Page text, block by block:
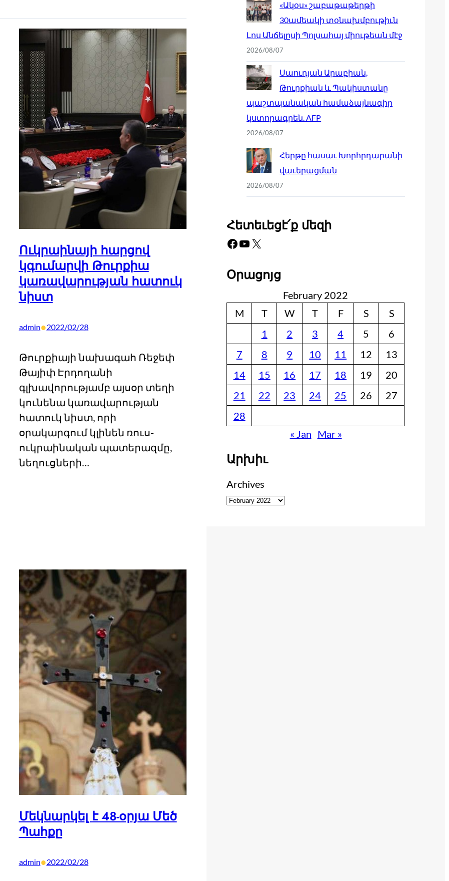
Ուկրաինայի հարցով
կգումարվի Թուրքիա
կառավարության հատուկ
նիստ
admin•2022/02/28
Թուրքիայի նախագահ Ռեջեփ
Թայիփ Էրդողանի
գլխավորությամբ այսօր տեղի
կունենա կառավարության
հատուկ նիստ, որի
օրակարգում կլինեն ռուս-
ուկրաինական պատերազմը,
նեղուցների…
Մեկնարկել է 48-օրյա Մեծ
Պահքը
admin•2022/02/28
«Ակօս» շաբաթաթերթի
30ամեակի տօնախմբութիւն
Լոս Անճելըսի Պոլսահայ միութեան մէջ
2026/08/07
Սաուդյան Արաբիան,
Թուրքիան և Պակիստանը
պաշտպանական համաձայնագիր
կստորագրեն. AFP
2026/08/07
Հերթը հասաւ Խորհրդարանի
վաւերացման
2026/08/07
Հետեւեցէ՛ք մեզի
Facebook YouTube X
Օրացոյց
February 2022
M
T W T F S
S
1
2 3 4 5
6
7
8 9 10 11 12
13
14
15 16 17 18 19
20
21
22 23 24 25 26
27
28
« Jan Mar »
Արխիւ
Archives